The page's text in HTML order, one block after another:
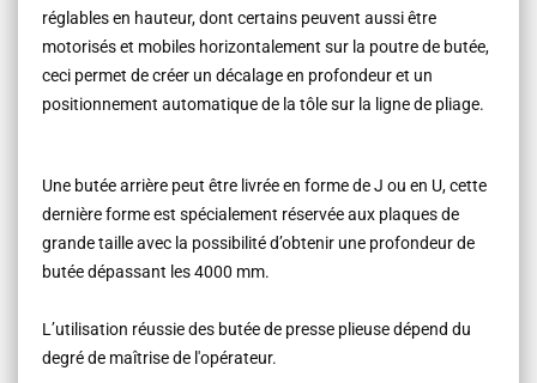
réglables en hauteur, dont certains peuvent aussi être
motorisés et mobiles horizontalement sur la poutre de butée,
ceci permet de créer un décalage en profondeur et un
positionnement automatique de la tôle sur la ligne de pliage.
Une butée arrière peut être livrée en forme de J ou en U, cette
dernière forme est spécialement réservée aux plaques de
grande taille avec la possibilité d’obtenir une profondeur de
butée dépassant les 4000 mm.
L’utilisation réussie des butée de presse plieuse dépend du
degré de maîtrise de l'opérateur.